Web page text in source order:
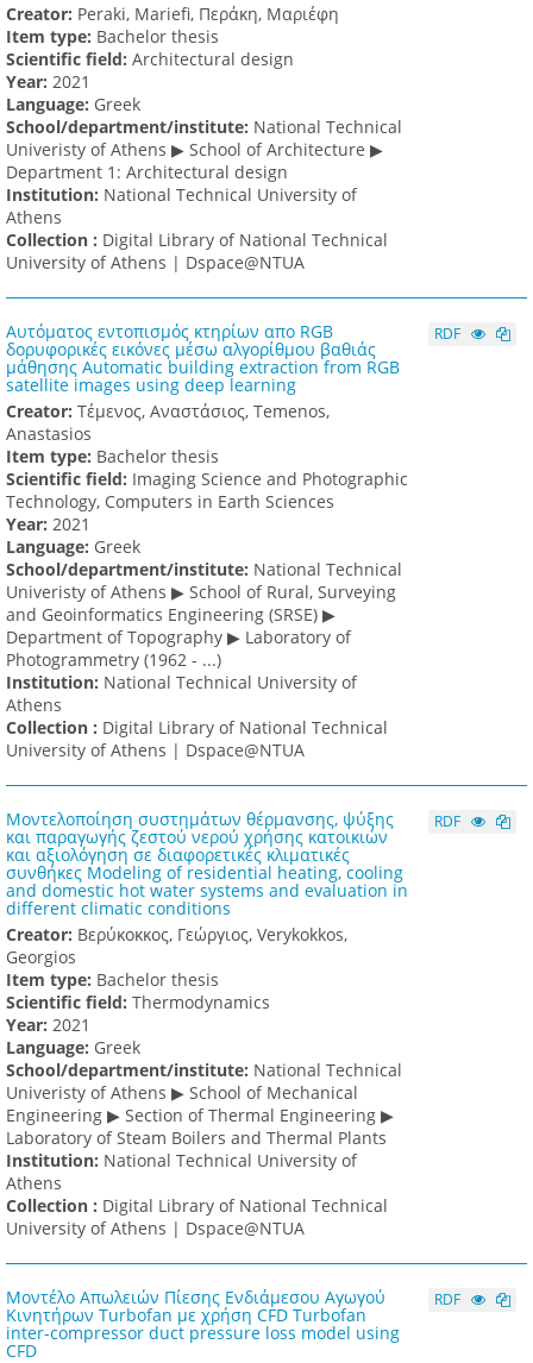
Creator: Peraki, Mariefi, Περάκη, Μαριέφη
Item type: Bachelor thesis
Scientific field: Architectural design
Υear: 2021
Language: Greek
School/department/institute: National Technical
Univeristy of Athens ▶ School of Architecture ▶
Department 1: Architectural design
Institution: National Technical University of
Athens
Collection : Digital Library of National Technical
University of Athens | Dspace@NTUA
Αυτόματος εντοπισμός κτηρίων απο RGB
δορυφορικές εικόνες μέσω αλγορίθμου βαθιάς
μάθησης Automatic building extraction from RGB
satellite images using deep learning
Creator: Τέμενος, Αναστάσιος, Temenos,
Anastasios
Item type: Bachelor thesis
Scientific field: Imaging Science and Photographic
Technology, Computers in Earth Sciences
Υear: 2021
Language: Greek
School/department/institute: National Technical
Univeristy of Athens ▶ School of Rural, Surveying
and Geoinformatics Engineering (SRSE) ▶
Department of Topography ▶ Laboratory of
Photogrammetry (1962 - ...)
Institution: National Technical University of
Athens
Collection : Digital Library of National Technical
University of Athens | Dspace@NTUA
RDF
Μοντελοποίηση συστημάτων θέρμανσης, ψύξης
και παραγωγής ζεστού νερού χρήσης κατοικιών
και αξιολόγηση σε διαφορετικές κλιματικές
συνθήκες Modeling of residential heating, cooling
and domestic hot water systems and evaluation in
different climatic conditions
Creator: Βερύκοκκος, Γεώργιος, Verykokkos,
Georgios
Item type: Bachelor thesis
Scientific field: Thermodynamics
Υear: 2021
Language: Greek
School/department/institute: National Technical
Univeristy of Athens ▶ School of Mechanical
Engineering ▶ Section of Thermal Engineering ▶
Laboratory of Steam Boilers and Thermal Plants
Institution: National Technical University of
Athens
Collection : Digital Library of National Technical
University of Athens | Dspace@NTUA
RDF
Μοντέλο Απωλειών Πίεσης Ενδιάμεσου Αγωγού
Κινητήρων Turbofan με χρήση CFD Turbofan
inter-compressor duct pressure loss model using
CFD
RDF